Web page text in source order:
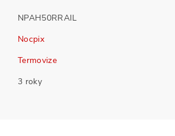
NPAH50RRAIL
Nocpix
Termovize
3 roky